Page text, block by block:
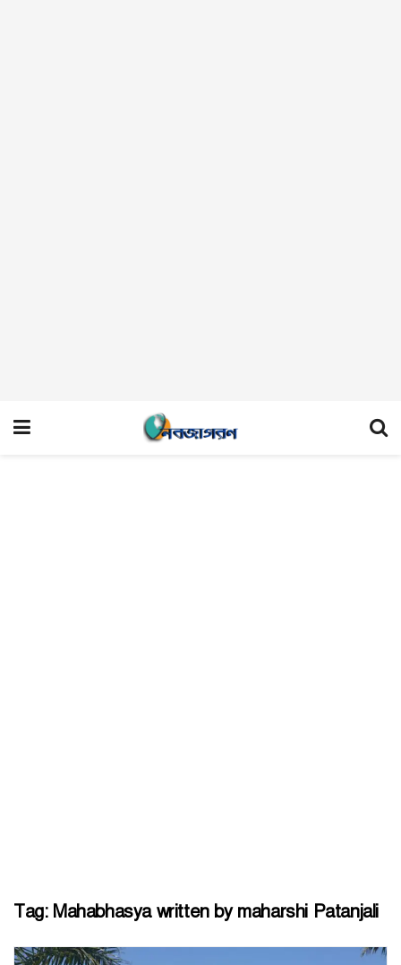
Tag: Mahabhasya written by maharshi Patanjali